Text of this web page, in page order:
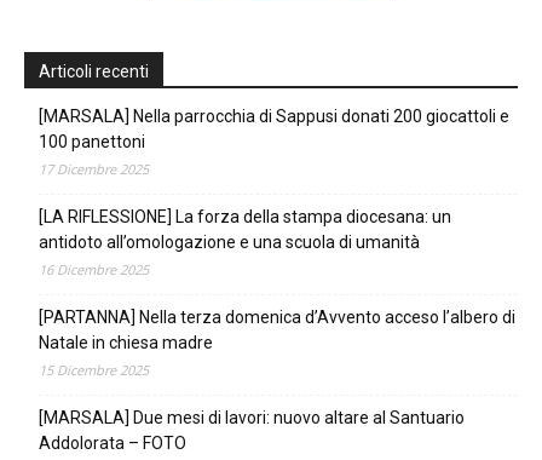
Articoli recenti
[MARSALA] Nella parrocchia di Sappusi donati 200 giocattoli e
100 panettoni
17 Dicembre 2025
[LA RIFLESSIONE] La forza della stampa diocesana: un
antidoto all’omologazione e una scuola di umanità
16 Dicembre 2025
[PARTANNA] Nella terza domenica d’Avvento acceso l’albero di
Natale in chiesa madre
15 Dicembre 2025
[MARSALA] Due mesi di lavori: nuovo altare al Santuario
Addolorata – FOTO